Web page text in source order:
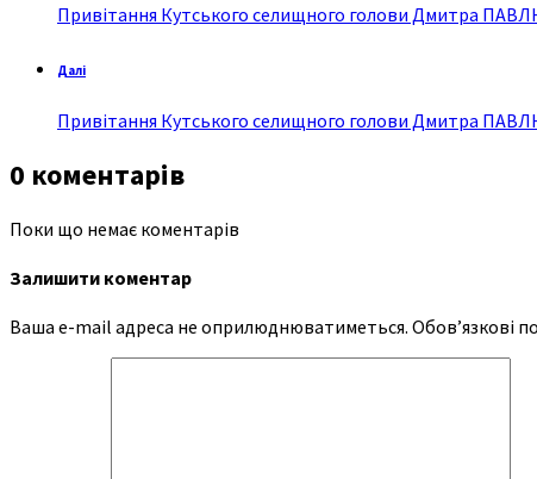
Привітання Кутського селищного голови Дмитра
Далі
Привітання Кутського селищного голови Дмитра
0 коментарів
Поки що немає коментарів
Залишити коментар
Ваша e-mail адреса не оприлюднюватиметься. Обов’язкові